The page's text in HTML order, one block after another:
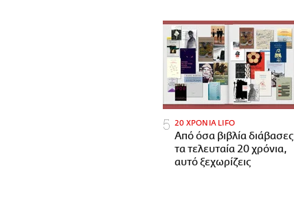
20 ΧΡΟΝΙΑ LIFO
Από όσα βιβλία διάβασες
τα τελευταία 20 χρόνια,
αυτό ξεχωρίζεις